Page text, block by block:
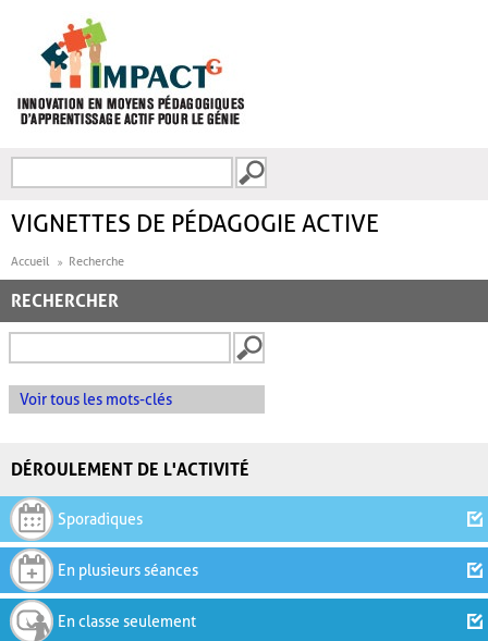
FORMULAIRE DE
VIGNETTES DE PÉDAGOGIE ACTIVE
Accueil Recherche
RECHERCHER
Voir tous les mots-clés
DÉROULEMENT DE L'ACTIVITÉ
Sporadiques
En plusieurs séances
En classe seulement